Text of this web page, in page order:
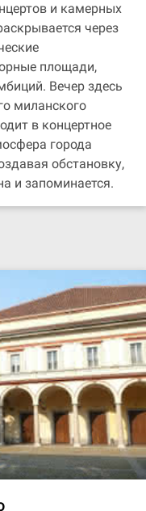
и камерных
через
площади,
Вечер здесь
миланского
в концертное
города
обстановку,
и запоминается.